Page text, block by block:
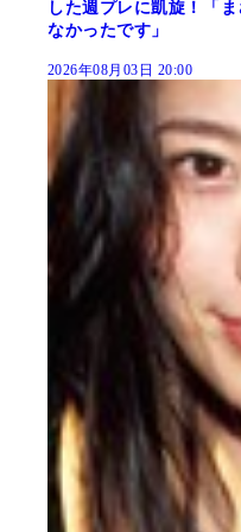
した週プレに凱旋！「
なかったです」
2026年08月03日 20:00